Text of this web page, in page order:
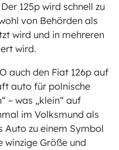
125p wird schnell zu
von Behörden als
wird und in mehreren
wird.
auch den Fiat 126p auf
auto für polnische
– was „klein“ auf
im Volksmund als
Auto zu einem Symbol
winzige Größe und